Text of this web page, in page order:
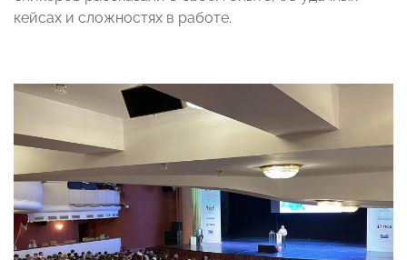
кейсах и сложностях в работе.